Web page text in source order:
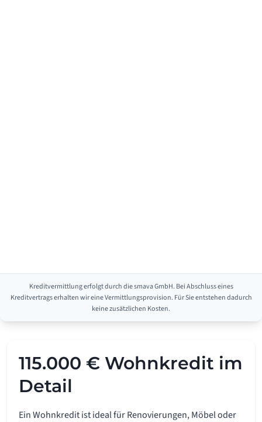
Kreditvermittlung erfolgt durch die smava GmbH. Bei Abschluss eines
Kreditvertrags erhalten wir eine Vermittlungsprovision. Für Sie entstehen dadurch
keine zusätzlichen Kosten.
115.000 € Wohnkredit im
Detail
Ein Wohnkredit ist ideal für Renovierungen, Möbel oder